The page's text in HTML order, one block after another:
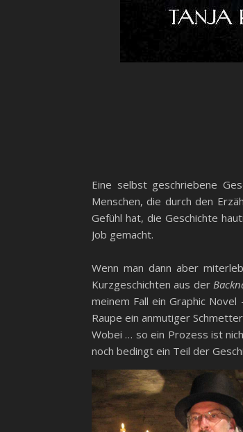
Eine selbst geschriebene
Menschen, die durch den
Gefühl hat, die Geschichte
Job gemacht.
Wenn man dann aber
Kurzgeschichten aus der
meinem Fall ein Graphic
Raupe ein anmutiger
Wobei … so ein Prozess ist
noch bedingt ein Teil der